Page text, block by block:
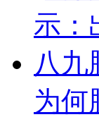
为何